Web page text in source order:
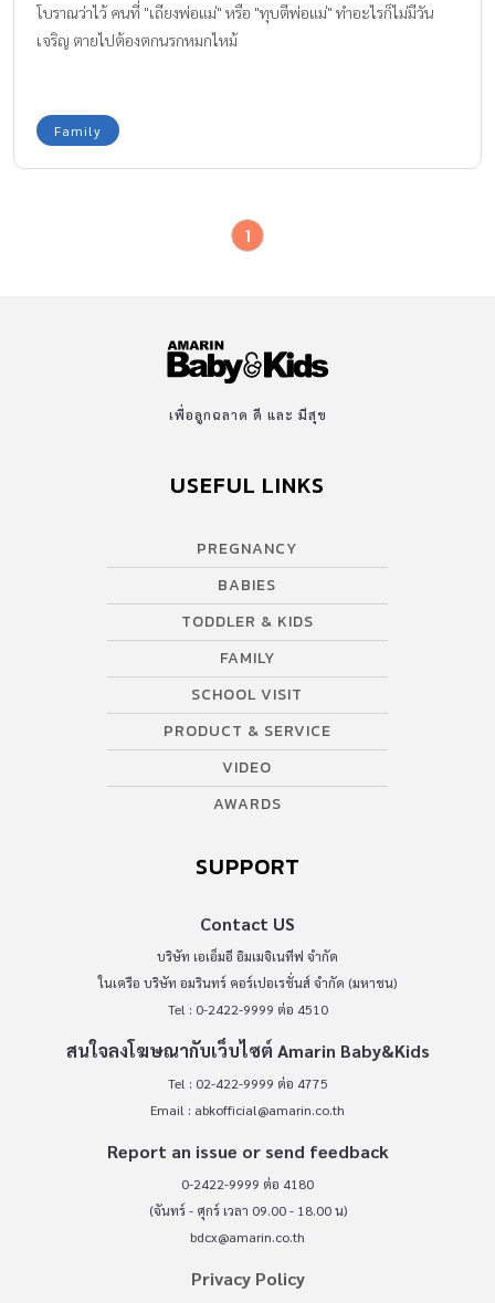
โบราณว่าไว้ คนที่ "เถียงพ่อแม่" หรือ "ทุบตีพ่อแม่" ทำอะไรก็ไม่มีวัน
เจริญ ตายไปต้องตกนรกหมกไหม้
Family
1
เพื่อลูกฉลาด ดี และ มีสุข
USEFUL LINKS
PREGNANCY
BABIES
TODDLER & KIDS
FAMILY
SCHOOL VISIT
PRODUCT & SERVICE
VIDEO
AWARDS
SUPPORT
Contact US
บริษัท เอเอ็มอี อิมเมจิเนทีฟ จำกัด
ในเครือ บริษัท อมรินทร์ คอร์เปอเรชั่นส์ จำกัด (มหาชน)
Tel : 0-2422-9999 ต่อ 4510
สนใจลงโฆษณากับเว็บไซต์ Amarin Baby&Kids
Tel : 02-422-9999 ต่อ 4775
Email : abkofficial@amarin.co.th
Report an issue or send feedback
0-2422-9999 ต่อ 4180
(จันทร์ - ศุกร์ เวลา 09.00 - 18.00 น)
bdcx@amarin.co.th
Privacy Policy